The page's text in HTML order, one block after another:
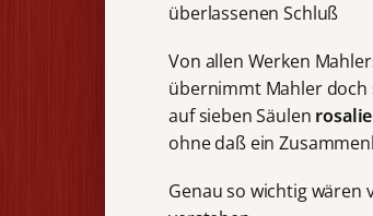
überlassenen Schluß
Von allen Werken
übernimmt Mahler doch
auf sieben Säulen rosalie
ohne daß ein
Genau so wichtig wären